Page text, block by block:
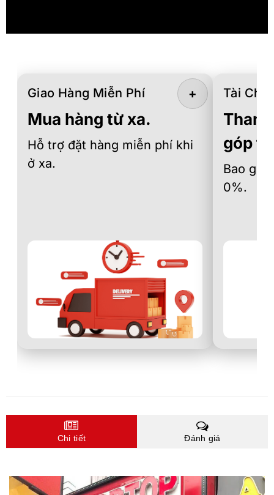
Giao Hàng Miễn Phí
Mua hàng từ xa.
Hỗ trợ đặt hàng miễn phí khi
ở xa.
+ Tài
góp
Bao
0%.
Chi tiết Đánh giá